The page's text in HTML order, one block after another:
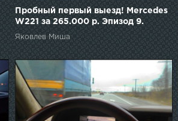
Пробный первый выезд! Mercedes
W221 за 265.000 р. Эпизод 9.
Яковлев Миша